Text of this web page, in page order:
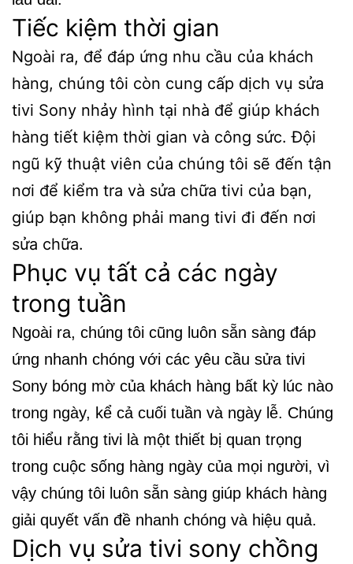
Tiếc kiệm thời gian
Ngoài ra, để đáp ứng nhu cầu của khách
hàng, chúng tôi còn cung cấp dịch vụ sửa
tivi Sony nhảy hình tại nhà để giúp khách
hàng tiết kiệm thời gian và công sức. Đội
ngũ kỹ thuật viên của chúng tôi sẽ đến tận
nơi để kiểm tra và sửa chữa tivi của bạn,
giúp bạn không phải mang tivi đi đến nơi
sửa chữa.
Phục vụ tất cả các ngày
trong tuần
Ngoài ra, chúng tôi cũng luôn sẵn sàng đáp
ứng nhanh chóng với các yêu cầu sửa tivi
Sony bóng mờ của khách hàng bất kỳ lúc nào
trong ngày, kể cả cuối tuần và ngày lễ. Chúng
tôi hiểu rằng tivi là một thiết bị quan trọng
trong cuộc sống hàng ngày của mọi người, vì
vậy chúng tôi luôn sẵn sàng giúp khách hàng
giải quyết vấn đề nhanh chóng và hiệu quả.
Dịch vụ sửa tivi sony chồng